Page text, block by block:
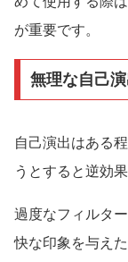
が重要です。
無理な自己
自己演出はある
うとすると逆効
過度なフィルタ
快な印象を与え